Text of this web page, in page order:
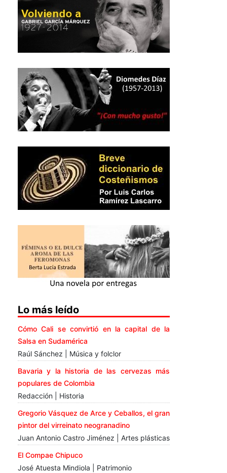
Lo más leído
Cómo Cali se convirtió en la capital de la
Salsa en Sudamérica
Raúl Sánchez | Música y folclor
Bavaria y la historia de las cervezas más
populares de Colombia
Redacción | Historia
Gregorio Vásquez de Arce y Ceballos, el gran
pintor del virreinato neogranadino
Juan Antonio Castro Jiménez | Artes plásticas
El Compae Chipuco
José Atuesta Mindiola | Patrimonio